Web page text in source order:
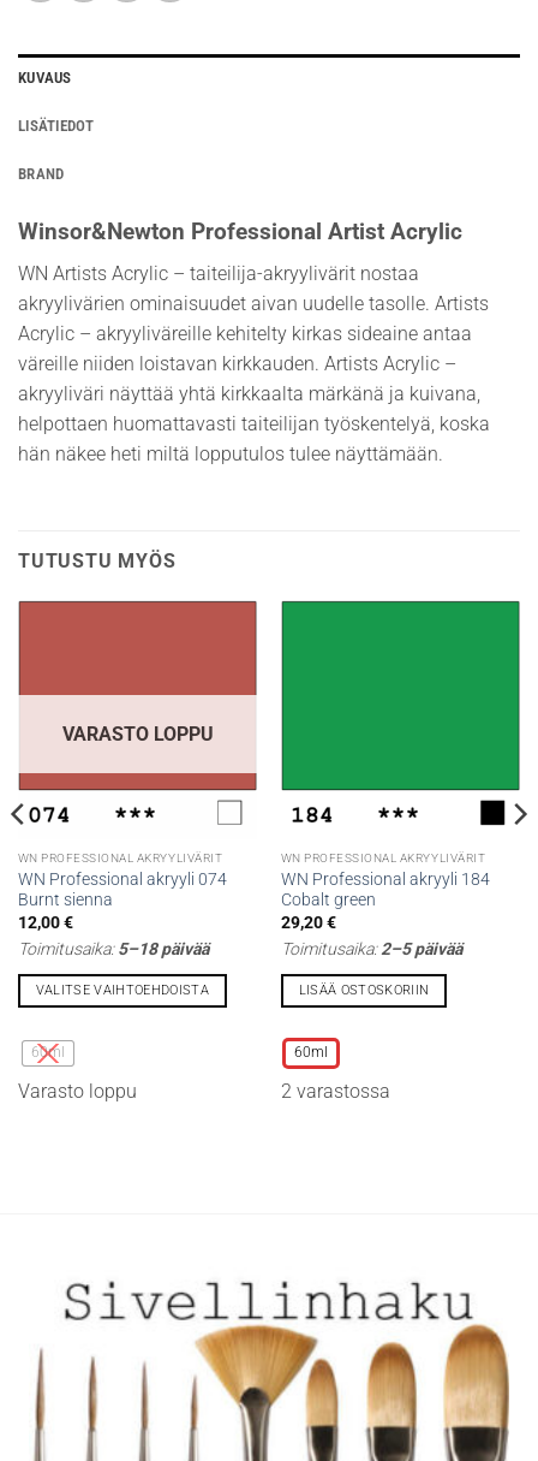
KUVAUS
LISÄTIEDOT
BRAND
Winsor&Newton Professional Artist Acrylic
WN Artists Acrylic – taiteilija-akryylivärit nostaa
akryylivärien ominaisuudet aivan uudelle tasolle. Artists
Acrylic – akryyliväreille kehitelty kirkas sideaine antaa
väreille niiden loistavan kirkkauden. Artists Acrylic –
akryyliväri näyttää yhtä kirkkaalta märkänä ja kuivana,
helpottaen huomattavasti taiteilijan työskentelyä, koska
hän näkee heti miltä lopputulos tulee näyttämään.
TUTUSTU MYÖS
VARASTO LOPPU
WN PROFESSIONAL AKRYYLIVÄRIT
WN Professional akryyli 074
Burnt sienna
12,00€
Toimitusaika:5–18 päivää
VALITSE VAIHTOEHDOISTA
tuotteella
on
useampi
60ml
Varasto loppu
WN PROFESSIONAL AKRYYLIVÄRIT
WN Professional akryyli 184
Cobalt green
29,20€
Toimitusaika:2–5 päivää
LISÄÄ OSTOSKORIIN
tuotteella
on
useampi
60ml
2 varastossa